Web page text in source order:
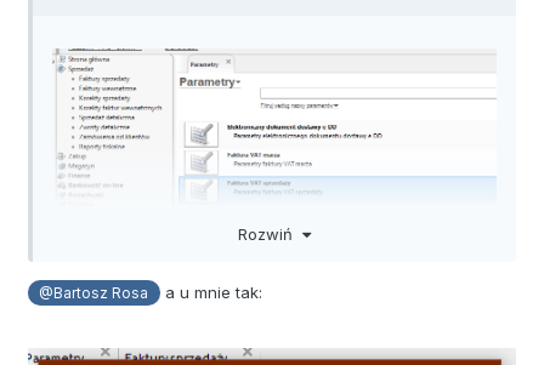
Rozwiń
@Bartosz Rosa a u mnie tak: